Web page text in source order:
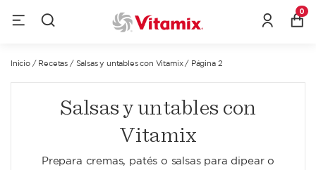
0
Inicio/ Recetas / Salsas y untables con Vitamix/ Página 2
Salsas y untables con
Vitamix
Prepara cremas, patés o salsas para dipear o